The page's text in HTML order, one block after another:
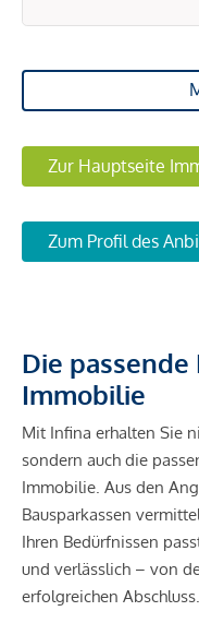
Zur Hauptseite
Zum Profil des
Die
Immobilie
Mit Infina erhalten Sie
sondern auch die
Immobilie. Aus den
Bausparkassen
Ihren Bedürfnissen
und verlässlich – von
erfolgreichen Abschluss.